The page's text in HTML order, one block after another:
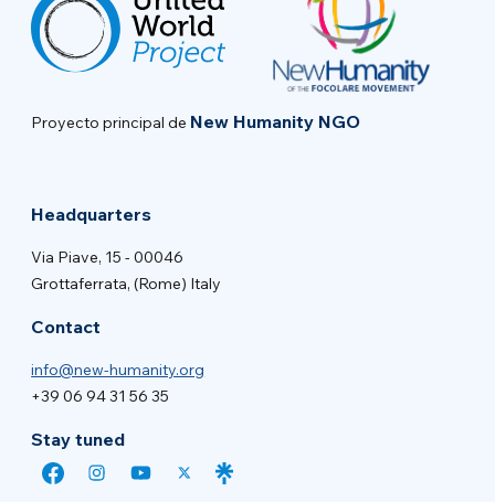
Proyecto principal de New Humanity NGO
Headquarters
Via Piave, 15 - 00046
Grottaferrata, (Rome) Italy
Contact
info@new-humanity.org
+39 06 94 31 56 35
Stay tuned